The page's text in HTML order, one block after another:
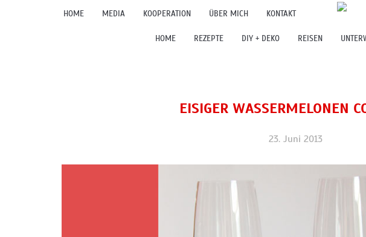
HOME MEDIA KOOPERATION ÜBER MICH KONTAKT
HOME REZEPTE DIY + DEKO REISEN
EISIGER WASSERMELONEN
23. Juni 2013